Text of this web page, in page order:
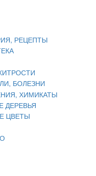
РЕЦЕПТЫ
БОЛЕЗНИ
ХИМИКАТЫ
ДЕРЕВЬЯ
ЦВЕТЫ